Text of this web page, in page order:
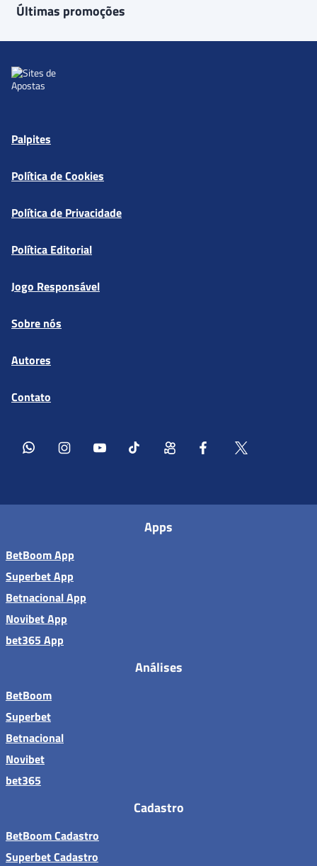
Últimas promoções
Palpites
Política de Cookies
Política de Privacidade
Política Editorial
Jogo Responsável
Sobre nós
Autores
Contato
Apps
BetBoom App
Superbet App
Betnacional App
Novibet App
bet365 App
Análises
BetBoom
Superbet
Betnacional
Novibet
bet365
Cadastro
BetBoom Cadastro
Superbet Cadastro